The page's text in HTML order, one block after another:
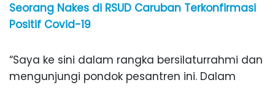
Seorang Nakes di RSUD Caruban Terkonfirmasi
Positif Covid-19
“Saya ke sini dalam rangka bersilaturrahmi dan
mengunjungi pondok pesantren ini. Dalam